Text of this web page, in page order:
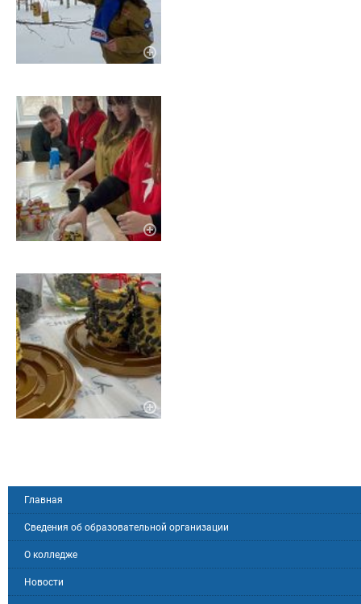
Главная
Сведения об образовательной организации
О колледже
Новости